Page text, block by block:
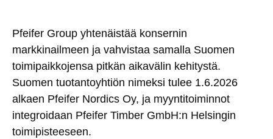
Pfeifer Group yhtenäistää konsernin
markkinailmeen ja vahvistaa samalla Suomen
toimipaikkojensa pitkän aikavälin kehitystä.
Suomen tuotantoyhtiön nimeksi tulee 1.6.2026
alkaen Pfeifer Nordics Oy, ja myyntitoiminnot
integroidaan Pfeifer Timber GmbH:n Helsingin
toimipisteeseen.